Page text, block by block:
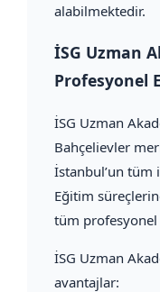
alabilmektedir.
İSG Uzman
Profesyonel
İSG Uzman
Bahçelievler
İstanbul’un tüm
Eğitim
tüm profesyonel
İSG Uzman
avantajlar: